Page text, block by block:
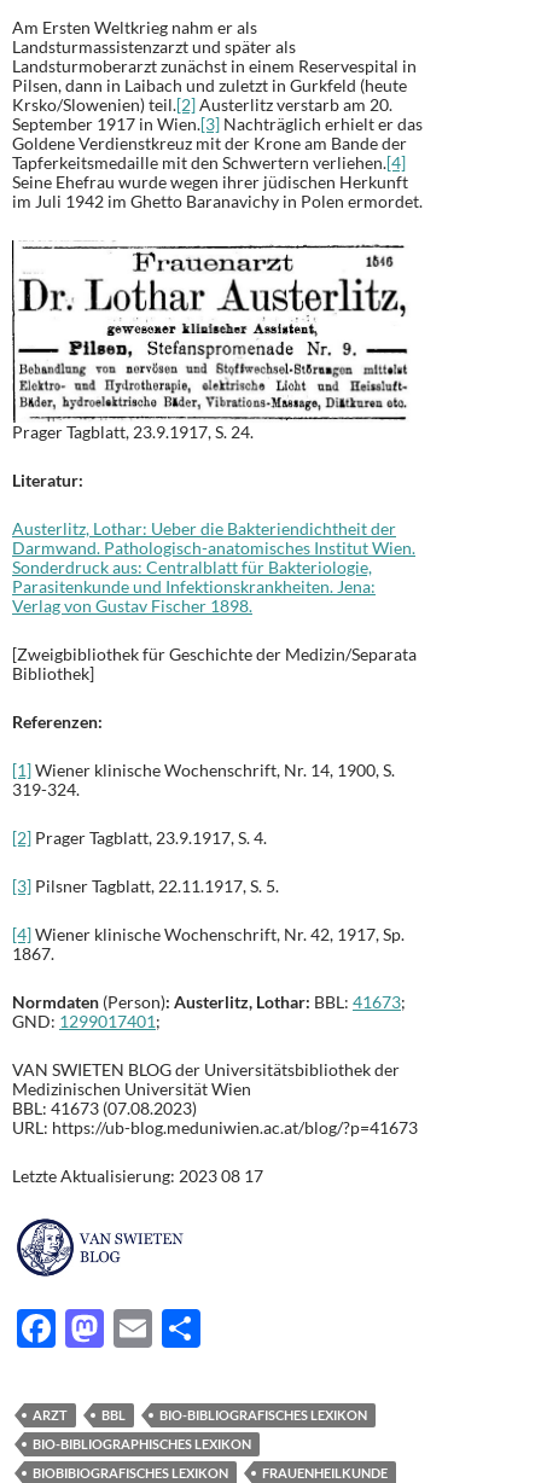
Am Ersten Weltkrieg nahm er als
Landsturmassistenzarzt und später als
Landsturmoberarzt zunächst in einem Reservespital in
Pilsen, dann in Laibach und zuletzt in Gurkfeld (heute
Krsko/Slowenien) teil.[2]Austerlitz verstarb am 20.
September 1917 in Wien.[3] Nachträglich erhielt er das
Goldene Verdienstkreuz mit der Krone am Bande der
Tapferkeitsmedaille mit den Schwertern verliehen.[4]
Seine Ehefrau wurde wegen ihrer jüdischen Herkunft
im Juli 1942 im Ghetto Baranavichy in Polen ermordet.
Prager Tagblatt, 23.9.1917, S. 24.
Literatur:
Austerlitz, Lothar: Ueber die Bakteriendichtheit der
Darmwand. Pathologisch-anatomisches Institut Wien.
Sonderdruck aus: Centralblatt für Bakteriologie,
Parasitenkunde und Infektionskrankheiten. Jena:
Verlag von Gustav Fischer 1898.
[Zweigbibliothek für Geschichte der Medizin/Separata
Bibliothek]
Referenzen:
[1]Wiener klinische Wochenschrift, Nr. 14, 1900, S.
319-324.
[2] Prager Tagblatt, 23.9.1917, S. 4.
[3] Pilsner Tagblatt, 22.11.1917, S. 5.
[4]Wiener klinische Wochenschrift, Nr. 42, 1917, Sp.
1867.
Normdaten (Person): Austerlitz, Lothar: BBL: 41673;
GND: 1299017401;
VAN SWIETEN BLOG der Universitätsbibliothek der
Medizinischen Universität Wien
BBL: 41673 (07.08.2023)
URL: https://ub-blog.meduniwien.ac.at/blog/?p=41673
Letzte Aktualisierung: 2023 08 17
F
e
b
M
to
d
E
ail le
n
ARZT BBL
BIO-BIBLIOGRAFISCHES LEXIKON
BIO-BIBLIOGRAPHISCHES LEXIKON
BIOBIBIOGRAFISCHES LEXIKON
FRAUENHEILKUNDE